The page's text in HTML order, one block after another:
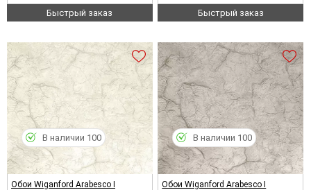
Быстрый заказ Быстрый заказ
Обои Wiganford Arabesco I
В наличии 100
Обои Wiganford Arabesco I
В наличии 100